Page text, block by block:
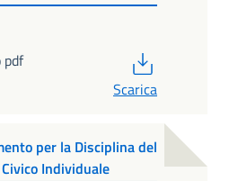
pdf
Scarica
per la Disciplina del
Individuale